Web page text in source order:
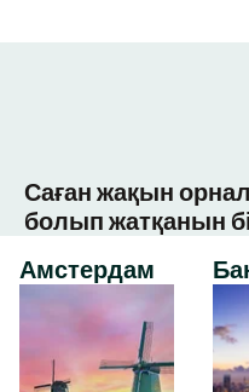
Саған жақын
болып жатқанын
Амстердам